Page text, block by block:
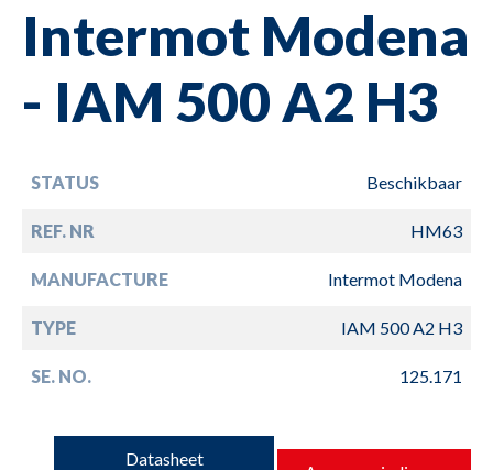
Intermot Modena
- IAM 500 A2 H3
STATUS Beschikbaar
REF. NR HM63
MANUFACTURE Intermot Modena
TYPE IAM 500 A2 H3
SE. NO. 125.171
Datasheet